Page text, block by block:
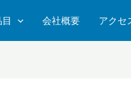
会社概要 アクセ